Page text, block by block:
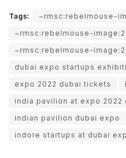
Tags:
~rmsc:rebelmouse-
~rmsc:rebelmouse-
~rmsc:rebelmouse-
dubai expo startups
expo 2022 dubai tickets
india pavilion at expo 2022
indian pavilion dubai expo
indore startups at dubai